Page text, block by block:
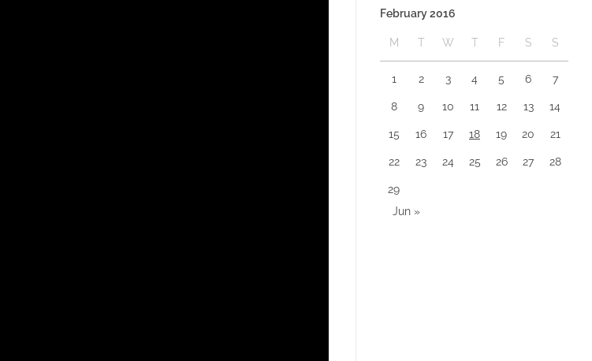
February 2016
M T W T F S S
1 2 3 4 5 6 7
8 9 10 11 12 13 14
15 16 17 18 19 20 21
22 23 24 25 26 27 28
29
Jun »